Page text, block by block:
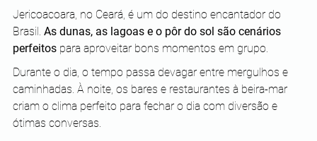
Jericoacoara, no Ceará, é um do destino encantador do
Brasil. As dunas, as lagoas e o pôr do sol são cenários
perfeitos para aproveitar bons momentos em grupo.
Durante o dia, o tempo passa devagar entre mergulhos e
caminhadas. À noite, os bares e restaurantes à beira-mar
criam o clima perfeito para fechar o dia com diversão e
ótimas conversas.